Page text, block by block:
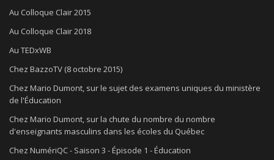
Au Colloque Clair 2015
Au Colloque Clair 2018
Au TEDxWB
Chez BazzoTV (8 octobre 2015)
Chez Mario Dumont, sur le sujet des examens uniques du ministère
de l'Éducation
Chez Mario Dumont, sur la chute du nombre du nombre
d'enseignants masculins dans les écoles du Québec
Chez NumériQC - Saison 3 - Épisode 1 - Éducation